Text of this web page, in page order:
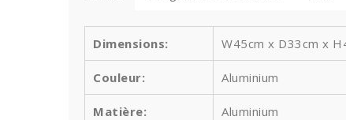
Dimensions: W45cm x D33cm x
Couleur: Aluminium
Matière: Aluminium